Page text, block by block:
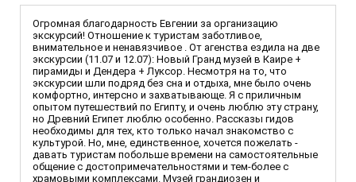
Огромная благодарность Евгении за организацию
экскурсий! Отношение к туристам заботливое,
внимательное и ненавязчивое . От агенства ездила на две
экскурсии (11.07 и 12.07): Новый Гранд музей в Каире +
пирамиды и Дендера + Луксор. Несмотря на то, что
экскурсии шли подряд без сна и отдыха, мне было очень
комфортно, интерсно и захватывающе. Я с приличным
опытом путешествий по Египту, и очень люблю эту страну,
но Древний Египет люблю особенно. Рассказы гидов
необходимы для тех, кто только начал знакомство с
культурой. Но, мне, единственное, хочется пожелать -
давать туристам побольше времени на самостоятельные
общение с достопримечательностями и тем-более с
храмовыми комплексами. Музей грандиозен и